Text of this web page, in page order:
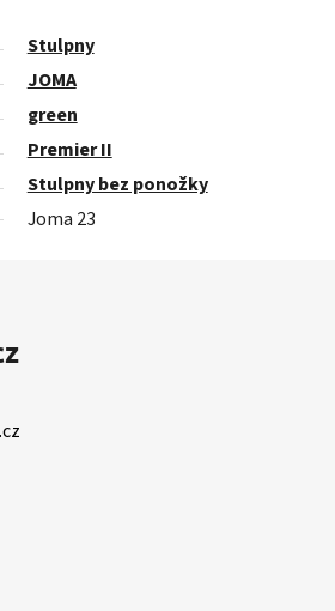
Stulpny
JOMA
green
Premier II
Stulpny bez ponožky
Joma 23